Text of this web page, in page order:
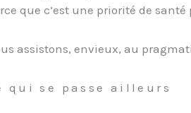
que c’est une priorité de
assistons, envieux, au
qui se passe ailleurs